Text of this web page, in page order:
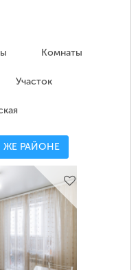
Комнаты
Участок
ЖЕ РАЙОНЕ